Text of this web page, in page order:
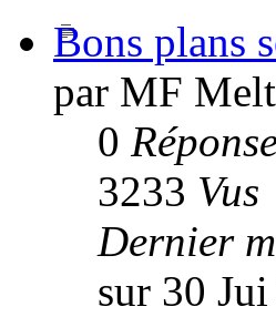
Bons plans
par MF
0
3233 Vus
Dernier
sur 30